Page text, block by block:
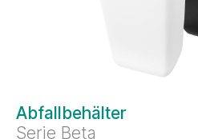
Abfallbehälter
Serie Beta